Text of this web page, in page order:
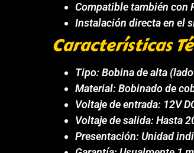
Compatible también con
Instalación directa en el
Características
Tipo: Bobina de alta
Material: Bobinado de
Voltaje de entrada: 12V
Voltaje de salida: Hasta
Presentación: Unidad